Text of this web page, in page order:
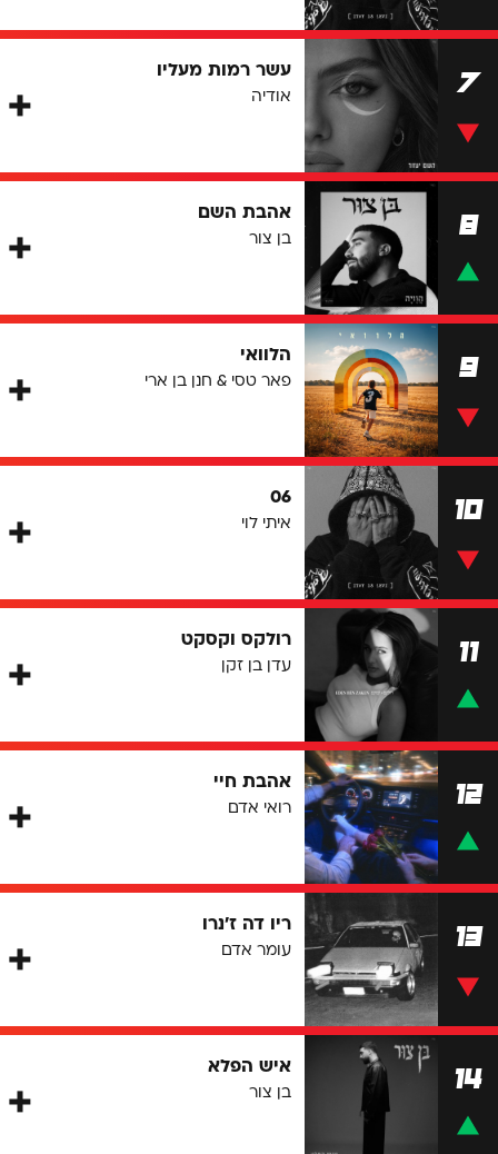
7 עשר רמות מעליו
אודיה
8 אהבת השם
בן צור
9 הלוואי
פאר טסי & חנן בן ארי
10
06
איתי לוי
11 רולקס וקסקט
עדן בן זקן
12 אהבת חיי
רואי אדם
13 ריו דה ז'נרו
עומר אדם
14 איש הפלא
בן צור